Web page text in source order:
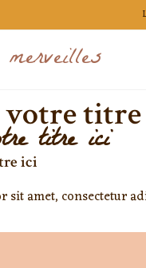
titre ici
ici
sit amet, consectetur